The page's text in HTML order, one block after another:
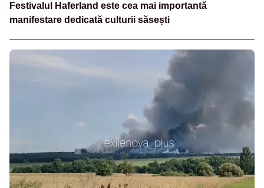
Festivalul Haferland este cea mai importantă
manifestare dedicată culturii săsești